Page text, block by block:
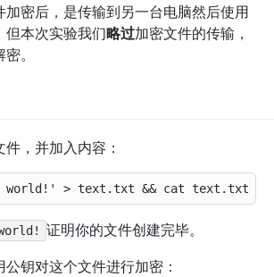
加密后，是传输到另一台电脑然后使用
但本次实验我们略过加密文件的传输，
。
，并加入内容：
证明你的文件创建完毕。
钥对这个文件进行加密：